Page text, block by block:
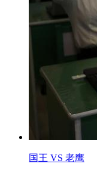
国王 VS 老鹰